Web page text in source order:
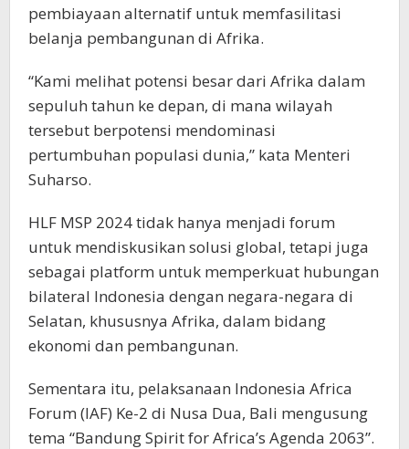
pembiayaan alternatif untuk memfasilitasi
belanja pembangunan di Afrika.
“Kami melihat potensi besar dari Afrika dalam
sepuluh tahun ke depan, di mana wilayah
tersebut berpotensi mendominasi
pertumbuhan populasi dunia,” kata Menteri
Suharso.
HLF MSP 2024 tidak hanya menjadi forum
untuk mendiskusikan solusi global, tetapi juga
sebagai platform untuk memperkuat hubungan
bilateral Indonesia dengan negara-negara di
Selatan, khususnya Afrika, dalam bidang
ekonomi dan pembangunan.
Sementara itu, pelaksanaan Indonesia Africa
Forum (IAF) Ke-2 di Nusa Dua, Bali mengusung
tema “Bandung Spirit for Africa’s Agenda 2063”.